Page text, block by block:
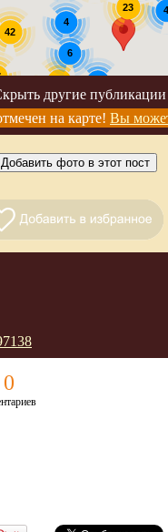
42
4
23 4
6
другие публикации
на карте! Вы
фото в этот пост
0